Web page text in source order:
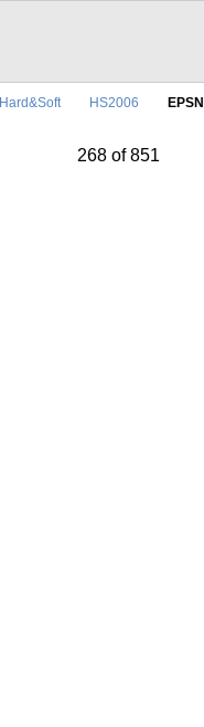
Hard&Soft HS2006
268 of 851